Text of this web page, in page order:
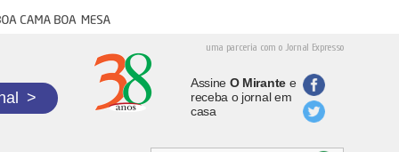
cama boa mesa
uma parceria com o Jornal Expresso
>
Assine O Mirantee
receba o jornal em
casa